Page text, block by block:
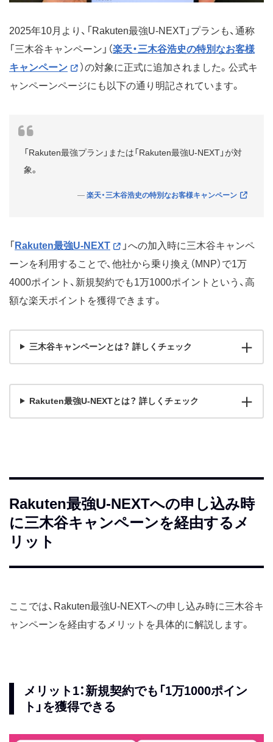
2025年10月より、「Rakuten最強U-NEXT」プランも、通称
「三木谷キャンペーン」（楽天・三木谷浩史の特別なお客様
キャンペーン
）の対象に正式に追加されました。公式キ
ャンペーンページにも以下の通り明記されています。
「Rakuten最強プラン」または「Rakuten最強U-NEXT」が対
象。
楽天・三木谷浩史の特別なお客様キャンペーン
「 Rakuten最強U-NEXT
」への加入時に三木谷キャンペ
ーンを利用することで、他社から乗り換え（MNP）で1万
4000ポイント、新規契約でも1万1000ポイントという、高
額な楽天ポイントを獲得できます。
三木谷キャンペーンとは？ 詳しくチェック
Rakuten最強U-NEXTとは？ 詳しくチェック
Rakuten最強U-NEXTへの申し込み時
に三木谷キャンペーンを経由するメ
リット
ここでは、Rakuten最強U-NEXTへの申し込み時に三木谷キ
ャンペーンを経由するメリットを具体的に解説します。
メリット1：新規契約でも「1万1000ポイン
ト」を獲得できる